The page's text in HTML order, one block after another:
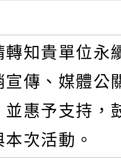
轉知貴單位永
宣傳、媒體公
並惠予支持，
本次活動。